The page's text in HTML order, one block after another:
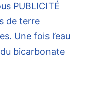
PUBLICITÉ
de terre
Une fois l’eau
bicarbonate